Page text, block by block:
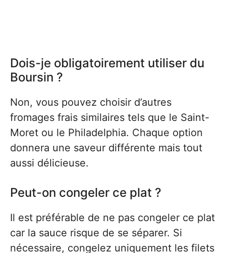
Dois-je obligatoirement utiliser du
Boursin ?
Non, vous pouvez choisir d’autres
fromages frais similaires tels que le Saint-
Moret ou le Philadelphia. Chaque option
donnera une saveur différente mais tout
aussi délicieuse.
Peut-on congeler ce plat ?
Il est préférable de ne pas congeler ce plat
car la sauce risque de se séparer. Si
nécessaire, congelez uniquement les filets